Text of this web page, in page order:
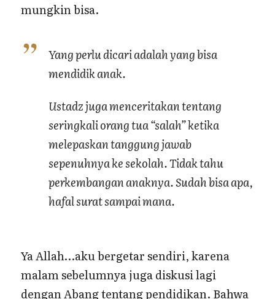
mungkin bisa.
Yang perlu dicari adalah yang bisa
mendidik anak.
Ustadz juga menceritakan tentang
seringkali orang tua “salah” ketika
melepaskan tanggung jawab
sepenuhnya ke sekolah. Tidak tahu
perkembangan anaknya. Sudah bisa apa,
hafal surat sampai mana.
Ya Allah…aku bergetar sendiri, karena
malam sebelumnya juga diskusi lagi
dengan Abang tentang pendidikan. Bahwa